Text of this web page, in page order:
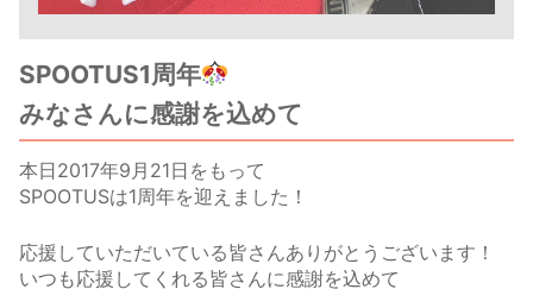
SPOOTUS1周年
みなさんに感謝を込めて
本日2017年9月21日をもって
SPOOTUSは1周年を迎えました！
応援していただいている皆さんありがとうございます！
いつも応援してくれる皆さんに感謝を込めて